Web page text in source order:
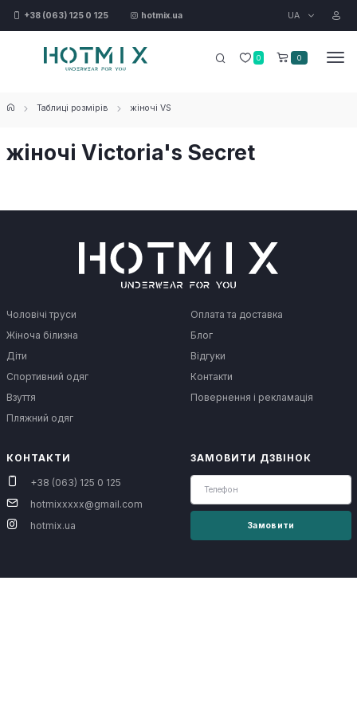
+38 (063) 125 0 125 hotmix.ua UA
0 0
Таблиці розмірів жіночі VS
жіночі Victoria's Secret
Чоловічі труси
Жіноча білизна
Діти
Спортивний одяг
Взуття
Пляжний одяг
Оплата та доставка
Блог
Відгуки
Контакти
Повернення і рекламація
КОНТАКТИ
+38 (063) 125 0 125
hotmixxxxx@gmail.com
hotmix.ua
ЗАМОВИТИ ДЗВІНОК
Замовити